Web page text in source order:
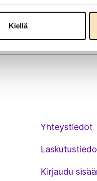
Kiellä
Yhteystiedot
Kirjaudu